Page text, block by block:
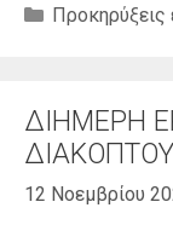
Κατηγορίες
ΔΙΗΜΕΡΗ
12 Νοεμβρίου